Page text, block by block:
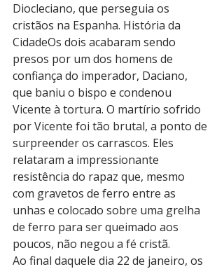
Diocleciano, que perseguia os
cristãos na Espanha. História da
CidadeOs dois acabaram sendo
presos por um dos homens de
confiança do imperador, Daciano,
que baniu o bispo e condenou
Vicente à tortura. O martírio sofrido
por Vicente foi tão brutal, a ponto de
surpreender os carrascos. Eles
relataram a impressionante
resistência do rapaz que, mesmo
com gravetos de ferro entre as
unhas e colocado sobre uma grelha
de ferro para ser queimado aos
poucos, não negou a fé cristã.
Ao final daquele dia 22 de janeiro, os